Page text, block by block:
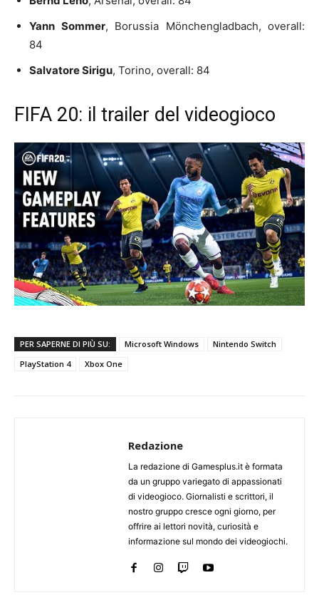
Yann Sommer, Borussia Mönchengladbach, overall:
84
Salvatore Sirigu, Torino, overall: 84
FIFA 20: il trailer del videogioco
PER SAPERNE DI PIÙ SU: Microsoft Windows
Nintendo Switch
PlayStation 4
Xbox One
Redazione
La redazione di Gamesplus.it è formata
da un gruppo variegato di appassionati
di videogioco. Giornalisti e scrittori, il
nostro gruppo cresce ogni giorno, per
offrire ai lettori novità, curiosità e
informazione sul mondo dei videogiochi.